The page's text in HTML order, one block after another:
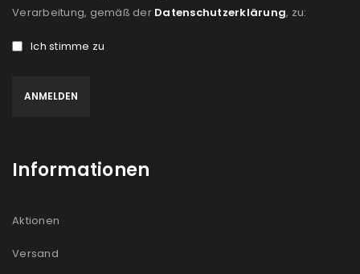
Verarbeitung, gemäß der Datenschutzerklärung, zu:
Ich stimme zu
Informationen
Aktionen
Versand